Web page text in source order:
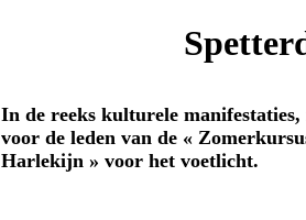
In de reeks kulturele
voor de leden van de «
Harlekijn » voor het voetlicht.